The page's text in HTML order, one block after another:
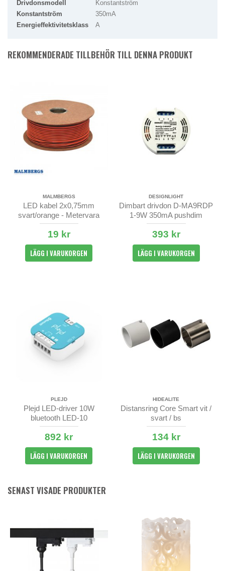
Drivdonsmodell
Konstantström
Konstantström
350mA
Energieffektivitetsklass
A
REKOMMENDERADE TILLBEHÖR TILL DENNA PRODUKT
MALMBERGS
LED kabel 2x0,75mm
svart/orange - Metervara
19 kr
LÄGG I VARUKORGEN
DESIGNLIGHT
Dimbart drivdon D-MA9RDP
1-9W 350mA pushdim
393 kr
LÄGG I VARUKORGEN
PLEJD
Plejd LED-driver 10W
bluetooth LED-10
892 kr
LÄGG I VARUKORGEN
HIDEALITE
Distansring Core Smart vit /
svart / bs
134 kr
LÄGG I VARUKORGEN
SENAST VISADE PRODUKTER